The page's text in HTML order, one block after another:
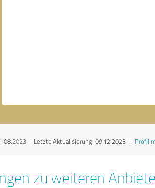
| Letzte Aktualisierung: 09.12.2023 | Profil
zu weiteren